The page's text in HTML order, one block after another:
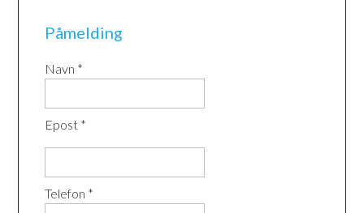
Påmelding
Navn *
Epost *
Telefon *